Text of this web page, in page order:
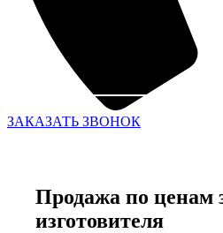
ЗАКАЗАТЬ ЗВОНОК
Продажа по ценам
изготовителя